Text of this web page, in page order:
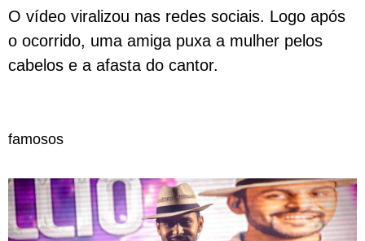
O vídeo viralizou nas redes sociais. Logo após
o ocorrido, uma amiga puxa a mulher pelos
cabelos e a afasta do cantor.
famosos